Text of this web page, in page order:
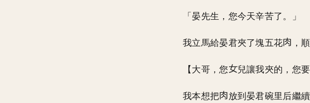
「晏先生，您今天辛苦了。」
我立馬給晏君夾了塊五花 ，
【大哥，您 兒讓我夾的，您
我本想把 放到晏君碗里后繼